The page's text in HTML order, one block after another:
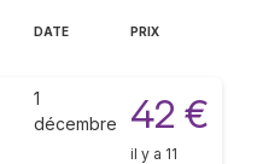
DATE PRIX
1
décembre
42 €
il y a 11